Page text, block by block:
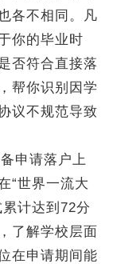
各不相同。凡
你的毕业时
否符合直接落
帮你识别因学
议不规范导致
申请落户上
“世界一流大
计达到72分
了解学校层面
在申请期间能